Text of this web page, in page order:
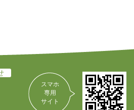
スマホ
専用
サイト